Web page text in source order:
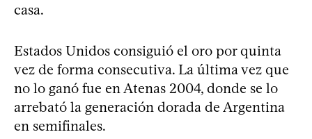
casa.
Estados Unidos consiguió el oro por quinta
vez de forma consecutiva. La última vez que
no lo ganó fue en Atenas 2004, donde se lo
arrebató la generación dorada de Argentina
en semifinales.